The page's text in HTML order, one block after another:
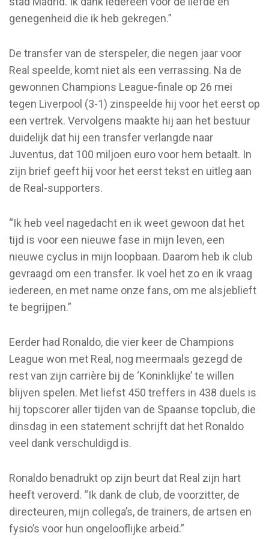
genegenheid die ik heb gekregen.”
De transfer van de sterspeler, die negen jaar voor
Real speelde, komt niet als een verrassing. Na de
gewonnen Champions League-finale op 26 mei
tegen Liverpool (3-1) zinspeelde hij voor het eerst op
een vertrek. Vervolgens maakte hij aan het bestuur
duidelijk dat hij een transfer verlangde naar
Juventus, dat 100 miljoen euro voor hem betaalt. In
zijn brief geeft hij voor het eerst tekst en uitleg aan
de Real-supporters.
“Ik heb veel nagedacht en ik weet gewoon dat het
tijd is voor een nieuwe fase in mijn leven, een
nieuwe cyclus in mijn loopbaan. Daarom heb ik club
gevraagd om een transfer. Ik voel het zo en ik vraag
iedereen, en met name onze fans, om me alsjeblieft
te begrijpen.”
Eerder had Ronaldo, die vier keer de Champions
League won met Real, nog meermaals gezegd de
rest van zijn carrière bij de ‘Koninklijke’ te willen
blijven spelen. Met liefst 450 treffers in 438 duels is
hij topscorer aller tijden van de Spaanse topclub, die
dinsdag in een statement schrijft dat het Ronaldo
veel dank verschuldigd is.
Ronaldo benadrukt op zijn beurt dat Real zijn hart
heeft veroverd. “Ik dank de club, de voorzitter, de
directeuren, mijn collega’s, de trainers, de artsen en
fysio’s voor hun ongelooflijke arbeid.”